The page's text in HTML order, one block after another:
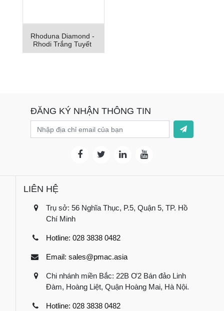
Rhoduna Diamond -
Rhodi Trắng Tuyết
ĐĂNG KÝ NHẬN THÔNG TIN
LIÊN HỆ
Trụ sở: 56 Nghĩa Thục, P.5, Quận 5, TP. Hồ
Chí Minh
Hotline: 028 3838 0482
Email: sales@pmac.asia
Chi nhánh miền Bắc: 22B Ơ2 Bán đảo Linh
Đàm, Hoàng Liệt, Quận Hoàng Mai, Hà Nội.
Hotline: 028 3838 0482